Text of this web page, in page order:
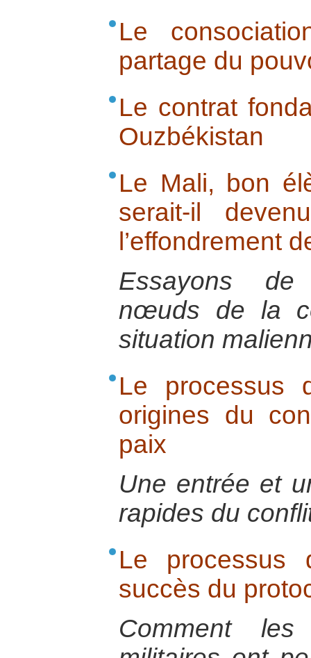
Le
partage du
Le contrat
Ouzbékistan
Le Mali, bon
serait-il
l’effondrement
Essayons de
nœuds de la
situation
Le processus
origines du
paix
Une entrée et
rapides du
Le
succès du
Comment les